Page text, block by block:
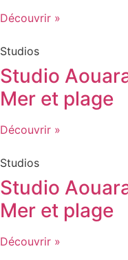
Découvrir »
Studios
Studio
Mer et plage
Découvrir »
Studios
Studio
Mer et plage
Découvrir »